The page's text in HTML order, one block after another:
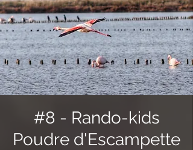
#8 - Rando-kids
Poudre d'Escampette